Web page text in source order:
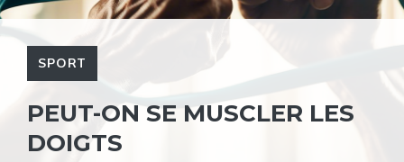
SPORT
PEUT-ON SE MUSCLER LES
DOIGTS